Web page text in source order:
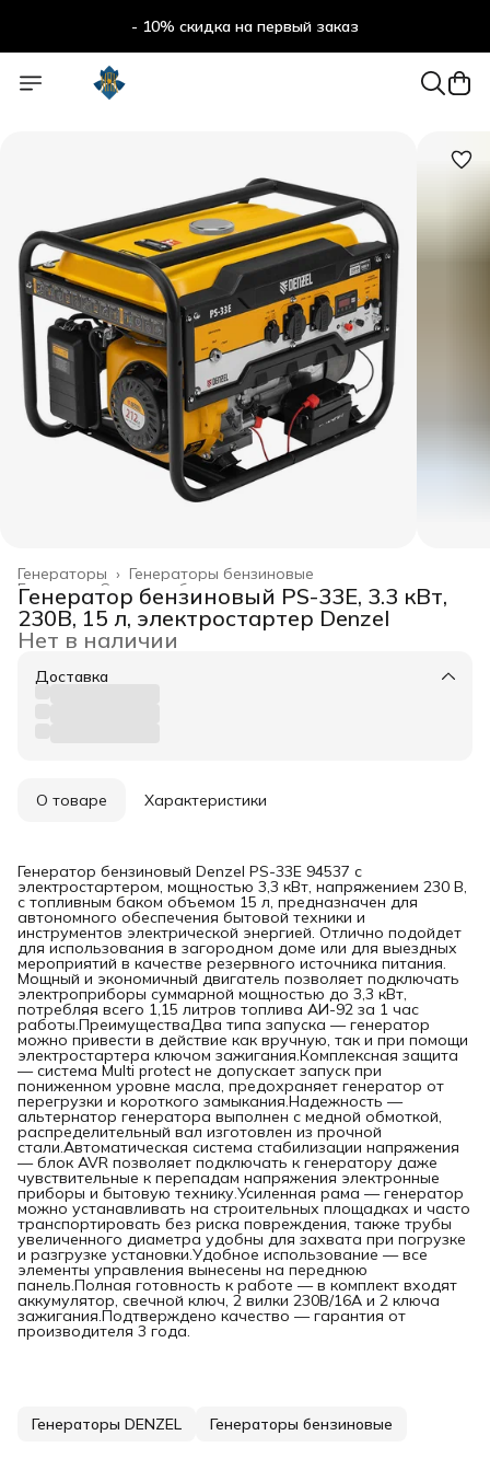
- 10% скидка на первый заказ
Генераторы бензиновые
Генераторы ›
Силовое оборудование ›
Главная ›
Генератор бензиновый PS-33E, 3.3 кВт,
230В, 15 л, электростартер Denzel
Нет в наличии
Доставка
О товаре Характеристики
Генератор бензиновый Denzel PS-33E 94537 с
электростартером, мощностью 3,3 кВт, напряжением 230 В,
с топливным баком объемом 15 л, предназначен для
автономного обеспечения бытовой техники и
инструментов электрической энергией. Отлично подойдет
для использования в загородном доме или для выездных
мероприятий в качестве резервного источника питания.
Мощный и экономичный двигатель позволяет подключать
электроприборы суммарной мощностью до 3,3 кВт,
потребляя всего 1,15 литров топлива АИ-92 за 1 час
работы.ПреимуществаДва типа запуска — генератор
можно привести в действие как вручную, так и при помощи
электростартера ключом зажигания.Комплексная защита
— система Multi protect не допускает запуск при
пониженном уровне масла, предохраняет генератор от
перегрузки и короткого замыкания.Надежность —
альтернатор генератора выполнен с медной обмоткой,
распределительный вал изготовлен из прочной
стали.Автоматическая система стабилизации напряжения
— блок AVR позволяет подключать к генератору даже
чувствительные к перепадам напряжения электронные
приборы и бытовую технику.Усиленная рама — генератор
можно устанавливать на строительных площадках и часто
транспортировать без риска повреждения, также трубы
увеличенного диаметра удобны для захвата при погрузке
и разгрузке установки.Удобное использование — все
элементы управления вынесены на переднюю
панель.Полная готовность к работе — в комплект входят
аккумулятор, свечной ключ, 2 вилки 230В/16А и 2 ключа
зажигания.Подтверждено качество — гарантия от
производителя 3 года.
Генераторы DENZEL Генераторы бензиновые